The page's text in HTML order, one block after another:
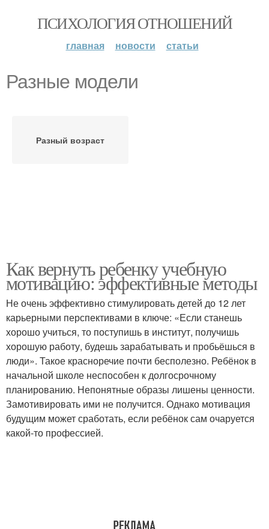
ПСИХОЛОГИЯ ОТНОШЕНИЙ
главная новости статьи
Разные модели
Разный возраст
Как вернуть ребенку учебную
мотивацию: эффективные методы
Не очень эффективно стимулировать детей до 12 лет
карьерными перспективами в ключе: «Если станешь
хорошо учиться, то поступишь в институт, получишь
хорошую работу, будешь зарабатывать и пробьёшься в
люди». Такое красноречие почти бесполезно. Ребёнок в
начальной школе неспособен к долгосрочному
планированию. Непонятные образы лишены ценности.
Замотивировать ими не получится. Однако мотивация
будущим может сработать, если ребёнок сам очаруется
какой-то профессией.